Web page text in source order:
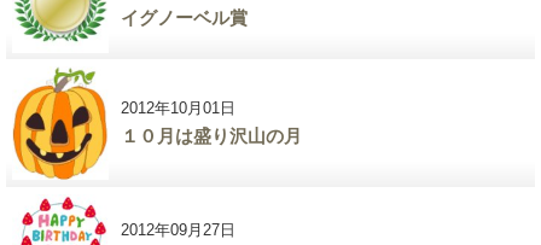
イグノーベル賞
2012年10月01日
１０月は盛り沢山の月
2012年09月27日